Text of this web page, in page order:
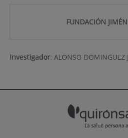
FUNDACIÓN
Investigador: ALONSO DOMINGUEZ